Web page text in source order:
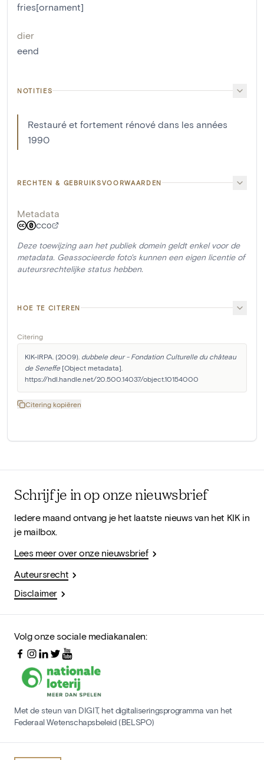
fries[ornament]
dier
eend
NOTITIES
Restauré et fortement rénové dans les années
1990
RECHTEN & GEBRUIKSVOORWAARDEN
Metadata
CC0
Deze toewijzing aan het publiek domein geldt enkel voor de
metadata. Geassocieerde foto's kunnen een eigen licentie of
auteursrechtelijke status hebben.
HOE TE CITEREN
Citering
KIK-IRPA. (2009). dubbele deur - Fondation Culturelle du château
de Seneffe [Object metadata].
https://hdl.handle.net/20.500.14037/object.10154000
Citering kopiëren
Schrijf je in op onze nieuwsbrief
Iedere maand ontvang je het laatste nieuws van het KIK in
je mailbox.
Lees meer over onze nieuwsbrief
Auteursrecht
Disclaimer
Volg onze sociale mediakanalen:
Met de steun van DIGIT, het digitaliseringsprogramma van het
Federaal Wetenschapsbeleid (BELSPO)